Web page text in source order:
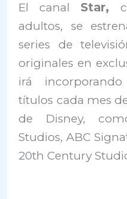
El canal Star,
adultos, se
series de
originales en
irá
títulos cada mes
de Disney,
Studios, ABC
20th Century